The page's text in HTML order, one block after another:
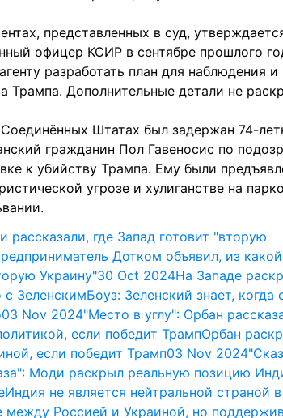
представленных в суд,
офицер КСИР в сентябре прошлого
разработать план для наблюдения
Трампа. Дополнительные детали не
Штатах был задержан 74-
гражданин Пол Гавеносис по
к убийству Трампа. Ему были
угрозе и хулиганстве на
рассказали, где Запад готовит "вторую
Дотком объявил, из
Украину"30 Oct 2024На Западе
с ЗеленскимБоуз: Зеленский знает, когда
03 Nov 2024"Место в углу": Орбан
если победит ТрампОрбан
если победит Трамп03 Nov 2024
Моди раскрыл реальную позицию
Индия не является нейтральной страной
между Россией и Украиной, но